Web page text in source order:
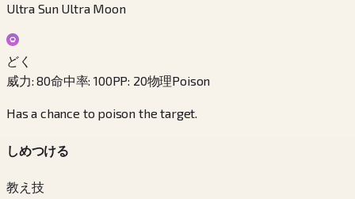
Ultra Sun Ultra Moon
どく
威力:80命中率:100PP: 20物理Poison
Has a chance to poison the target.
しめつける
教え技